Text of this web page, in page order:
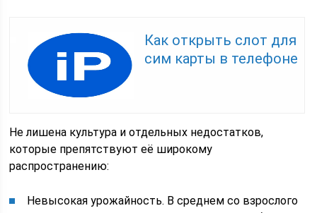
Как открыть слот для
сим карты в телефоне
Не лишена культура и отдельных недостатков,
которые препятствуют её широкому
распространению:
Невысокая урожайность. В среднем со взрослого